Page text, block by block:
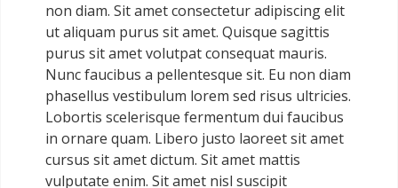
non diam. Sit amet consectetur adipiscing elit
ut aliquam purus sit amet. Quisque sagittis
purus sit amet volutpat consequat mauris.
Nunc faucibus a pellentesque sit. Eu non diam
phasellus vestibulum lorem sed risus ultricies.
Lobortis scelerisque fermentum dui faucibus
in ornare quam. Libero justo laoreet sit amet
cursus sit amet dictum. Sit amet mattis
vulputate enim. Sit amet nisl suscipit